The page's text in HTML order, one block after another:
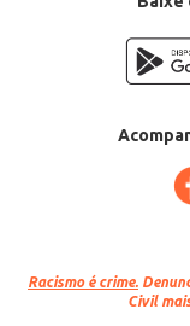
Racismo é crime.
Civil